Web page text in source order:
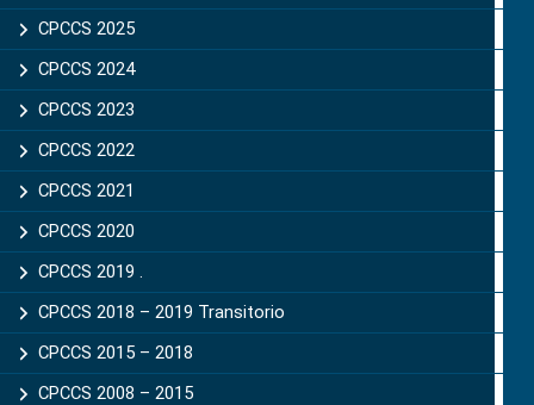
CPCCS 2025
CPCCS 2024
CPCCS 2023
CPCCS 2022
CPCCS 2021
CPCCS 2020
CPCCS 2019 .
CPCCS 2018 – 2019 Transitorio
CPCCS 2015 – 2018
CPCCS 2008 – 2015